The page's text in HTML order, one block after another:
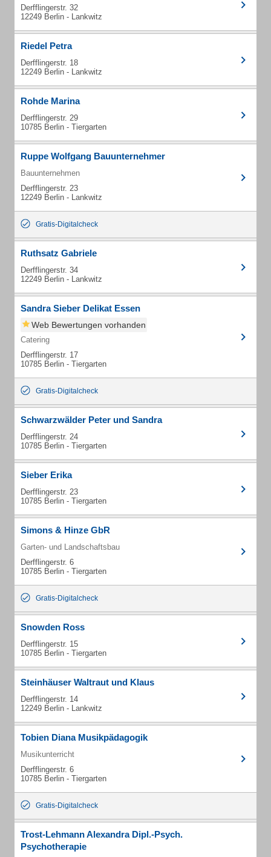
Derfflingerstr. 32
12249 Berlin - Lankwitz
Riedel Petra
Derfflingerstr. 18
12249 Berlin - Lankwitz
Rohde Marina
Derfflingerstr. 29
10785 Berlin - Tiergarten
Ruppe Wolfgang Bauunternehmer
Bauunternehmen
Derfflingerstr. 23
12249 Berlin - Lankwitz
Gratis-Digitalcheck
Ruthsatz Gabriele
Derfflingerstr. 34
12249 Berlin - Lankwitz
Sandra Sieber Delikat Essen
Web Bewertungen vorhanden
Catering
Derfflingerstr. 17
10785 Berlin - Tiergarten
Gratis-Digitalcheck
Schwarzwälder Peter und Sandra
Derfflingerstr. 24
10785 Berlin - Tiergarten
Sieber Erika
Derfflingerstr. 23
10785 Berlin - Tiergarten
Simons & Hinze GbR
Garten- und Landschaftsbau
Derfflingerstr. 6
10785 Berlin - Tiergarten
Gratis-Digitalcheck
Snowden Ross
Derfflingerstr. 15
10785 Berlin - Tiergarten
Steinhäuser Waltraut und Klaus
Derfflingerstr. 14
12249 Berlin - Lankwitz
Tobien Diana Musikpädagogik
Musikunterricht
Derfflingerstr. 6
10785 Berlin - Tiergarten
Gratis-Digitalcheck
Trost-Lehmann Alexandra Dipl.-Psych.
Psychotherapie